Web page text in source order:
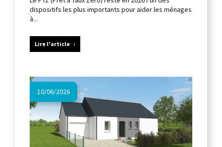
dispositifs les plus importants pour aider les ménages
à...
Lire l'article
10/06/2026